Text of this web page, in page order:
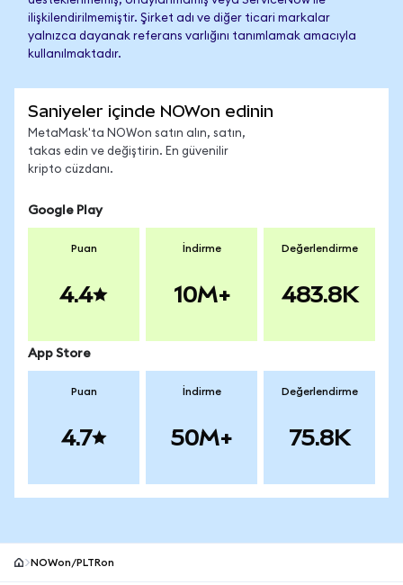
ilişkilendirilmemiştir. Şirket adı ve diğer ticari markalar
yalnızca dayanak referans varlığını tanımlamak amacıyla
kullanılmaktadır.
Saniyeler içinde NOWon edinin
MetaMask'ta NOWon satın alın, satın,
takas edin ve değiştirin. En güvenilir
kripto cüzdanı.
Google Play
Puan
4.4
İndirme
10M+
Değerlendirme
483.8K
App Store
Puan
4.7
İndirme
50M+
Değerlendirme
75.8K
NOWon/PLTRon